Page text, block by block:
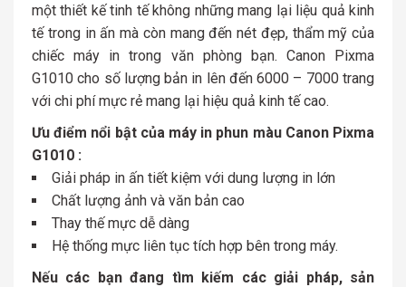
một thiết kế tinh tế không những mang lại liệu quả kinh
tế trong in ấn mà còn mang đến nét đẹp, thẩm mỹ của
chiếc máy in trong văn phòng bạn. Canon Pixma
G1010 cho số lượng bản in lên đến 6000 – 7000 trang
với chi phí mực rẻ mang lại hiệu quả kinh tế cao.
Ưu điểm nổi bật của máy in phun màu Canon Pixma
G1010 :
Giải pháp in ấn tiết kiệm với dung lượng in lớn
Chất lượng ảnh và văn bản cao
Thay thế mực dễ dàng
​Hệ thống mực liên tục tích hợp bên trong máy.
Nếu các bạn đang tìm kiếm các giải pháp, sản